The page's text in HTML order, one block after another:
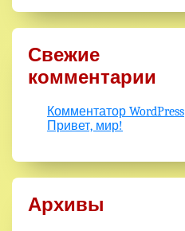
Свежие
комментарии
Комментатор WordPress
Привет, мир!
Архивы